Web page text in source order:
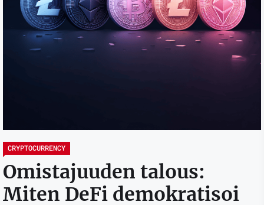
CRYPTOCURRENCY
Omistajuuden talous:
Miten DeFi demokratisoi